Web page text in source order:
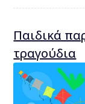
Παιδικά
τραγούδια